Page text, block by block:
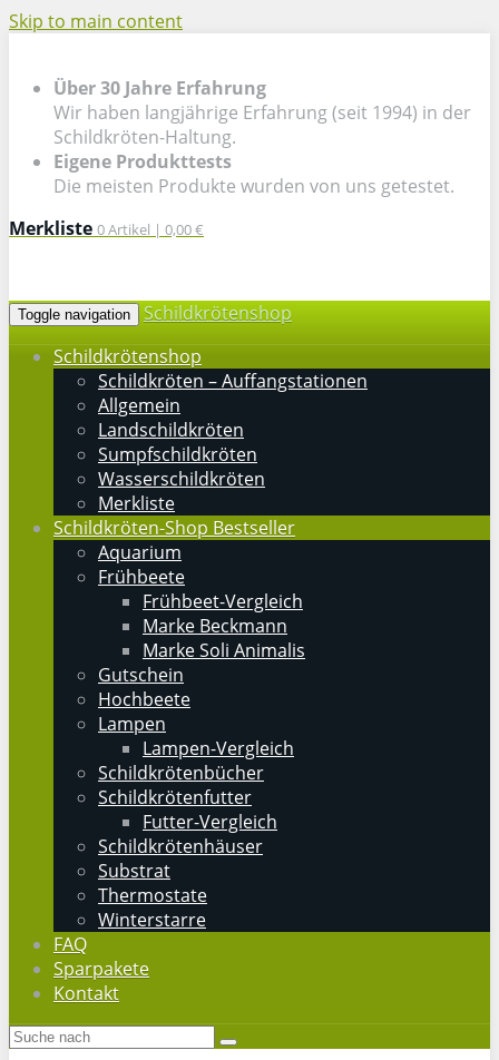
Skip to main content
Über 30 Jahre Erfahrung
Wir haben langjährige Erfahrung (seit 1994) in der
Schildkröten-Haltung.
Eigene Produkttests
Die meisten Produkte wurden von uns getestet.
Merkliste 0Artikel | 0,00 €
Toggle navigation
Schildkrötenshop
Schildkrötenshop
Schildkröten – Auffangstationen
Allgemein
Landschildkröten
Sumpfschildkröten
Wasserschildkröten
Merkliste
Schildkröten-Shop Bestseller
Aquarium
Frühbeete
Frühbeet-Vergleich
Marke Beckmann
Marke Soli Animalis
Gutschein
Hochbeete
Lampen
Lampen-Vergleich
Schildkrötenbücher
Schildkrötenfutter
Futter-Vergleich
Schildkrötenhäuser
Substrat
Thermostate
Winterstarre
FAQ
Sparpakete
Kontakt